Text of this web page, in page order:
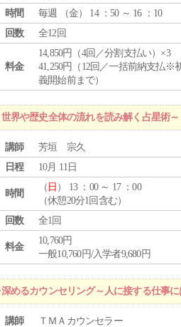
時間
毎週 （金） 14 ：50 ～ 16 ：10
回数
全12回
料金
14,850円（4回／分割支払い）×3
41,250円（12回／一括前納支払※
義開始前まで）
界や歴史全体の流れを読み解く占星術～
講師
芳垣 宗久
日程
10月 11日
時間
（ 日 ） 13 ：00 ～ 17 ：00
（休憩20分1回含む）
回数
全1回
料金
10,760円
一般10,760円/入学者9,680円
めるカウンセリング～人に接する仕事
講師 ＴＭＡカウンセラー